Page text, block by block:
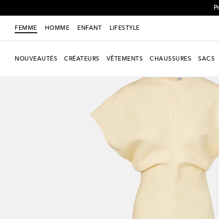
FEMME HOMME ENFANT LIFESTYLE
NOUVEAUTÉS CRÉATEURS VÊTEMENTS CHAUSSURES SACS